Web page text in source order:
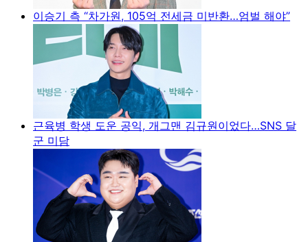
이승기 측 “차가원, 105억 전세금 미반환…엄벌 해야”
근육병 학생 도운 공익, 개그맨 김규원이었다…SNS 달
군 미담